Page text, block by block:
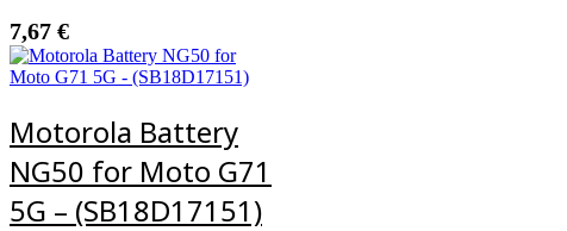
7,67 €
Motorola Battery
NG50 for Moto G71
5G – (SB18D17151)